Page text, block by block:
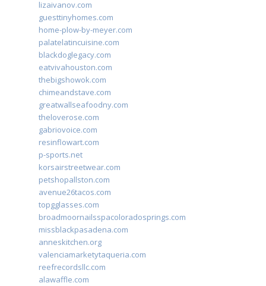
lizaivanov.com
guesttinyhomes.com
home-plow-by-meyer.com
palatelatincuisine.com
blackdoglegacy.com
eatvivahouston.com
thebigshowok.com
chimeandstave.com
greatwallseafoodny.com
theloverose.com
gabriovoice.com
resinflowart.com
p-sports.net
korsairstreetwear.com
petshopallston.com
avenue26tacos.com
topgglasses.com
broadmoornailsspacoloradosprings.com
missblackpasadena.com
anneskitchen.org
valenciamarketytaqueria.com
reefrecordsllc.com
alawaffle.com